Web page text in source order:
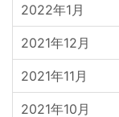
2022年1月
2021年12月
2021年11月
2021年10月